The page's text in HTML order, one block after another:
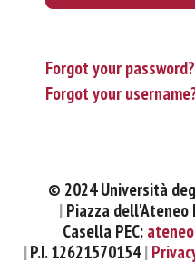
Forgot your password?
Forgot your
© 2024 Università
Piazza dell'Ateneo
Casella PEC:
P.I. 12621570154